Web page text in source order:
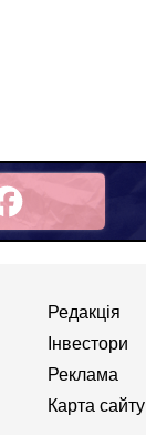
Редакція
Інвестори
Реклама
Карта сайту